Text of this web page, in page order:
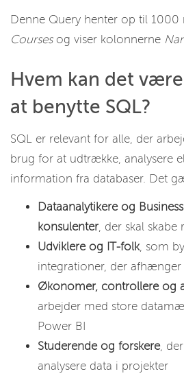
Denne Query henter op til 1000
Coursesog viser kolonnerne
Hvem kan det
at benytte SQL?
SQL er relevant for alle, der
brug for at udtrække, analysere
information fra databaser. Det
Dataanalytikere og
konsulenter, der skal
Udviklere og IT-folk, som
integrationer, der afhænger
Økonomer, controllere og
arbejder med store
Power BI
Studerende og forskere,
analysere data i projekter